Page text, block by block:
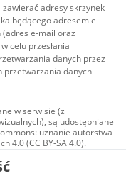
adresy skrzynek
będącego adresem e-
e-mail oraz
celu przesłania
danych przez
przetwarzania danych
w serwisie (z
są udostępniane
uznanie autorstwa
4.0 (CC BY-SA 4.0).
tym zdjęcia, materiały
na licencji typu
autorstwa użycie